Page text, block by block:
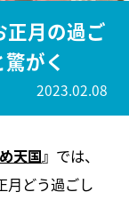
正月の過ご
がく
2023.02.08
天国』 では、
月どう過ごし